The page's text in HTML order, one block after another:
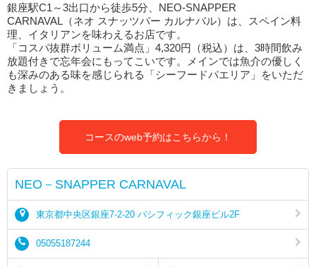
銀座駅C1～3出口から徒歩5分、NEO‐SNAPPER
CARNAVAL（ネオ スナッツパー カルナバル）は、スペイン料
理、イタリアンを味わえるお店です。
「コスパ抜群ボリューム満点」4,320円（税込）は、3時間飲み
放題付きで忘年会にもってこいです。メインでは魚介の優しく
も深みのある味を感じられる「シーフードパエリア」をいただ
きましょう。
コースのweb予約はこちらから！
NEO－SNAPPER CARNAVAL
東京都中央区銀座7-2-20 パシフィック銀座ビル2F
05055187244